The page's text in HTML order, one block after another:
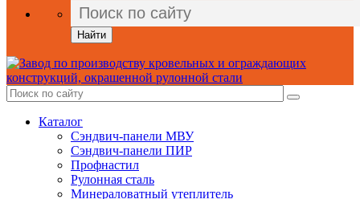
Найти
Каталог
Сэндвич-панели МВУ
Сэндвич-панели ПИР
Профнастил
Рулонная сталь
Минераловатный утеплитель